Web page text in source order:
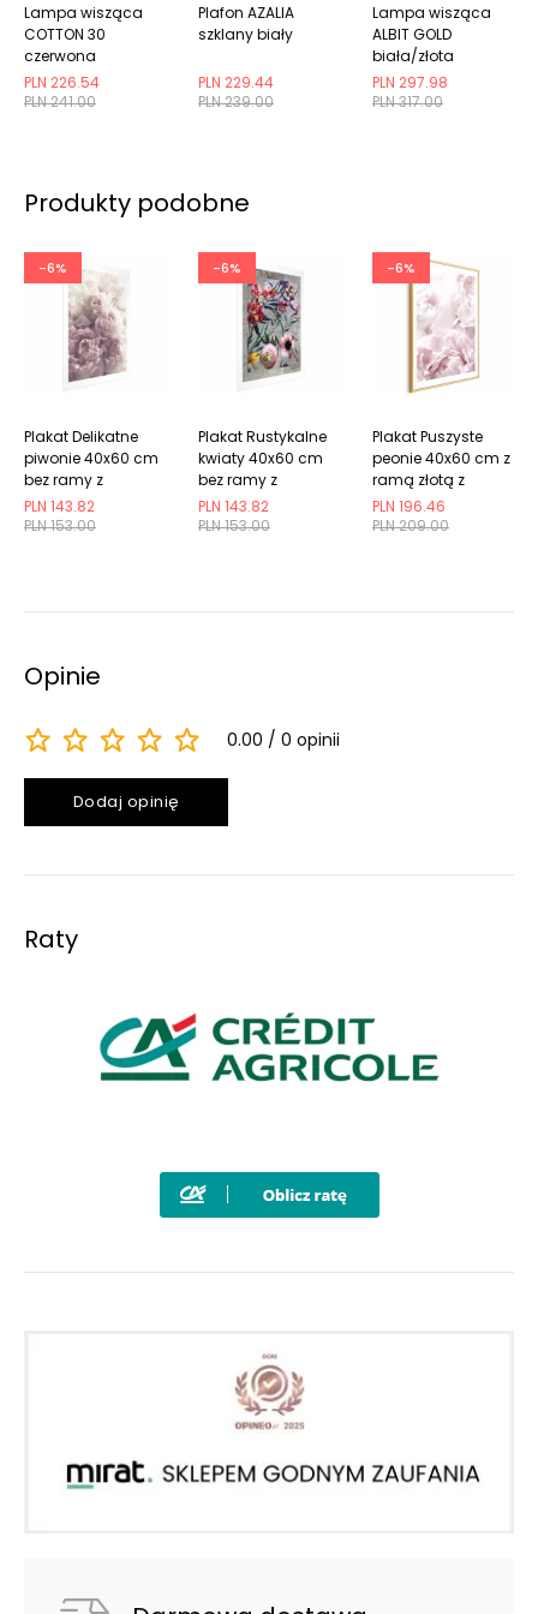
PLN 241.00
PLN 226.54
Lampa wisząca
COTTON 30
czerwona
PLN 239.00
PLN 229.44
Plafon AZALIA
szklany biały
PLN 317.00
PLN 297.98
Lampa wisząca
ALBIT GOLD
biała/złota
Produkty podobne
-6%
PLN 153.00
PLN 143.82
Plakat Delikatne
piwonie 40x60 cm
bez ramy z
marginesem
-6%
PLN 153.00
PLN 143.82
Plakat Rustykalne
kwiaty 40x60 cm
bez ramy z
marginesem
-6%
PLN 209.00
PLN 196.46
Plakat Puszyste
peonie 40x60 cm z
ramą złotą z
marginesem
Opinie
0.00 0 opinii
Dodaj opinię
Raty